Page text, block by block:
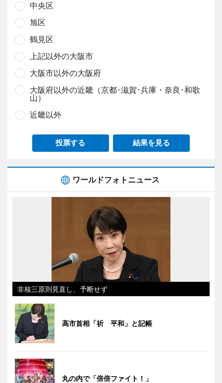
中央区
旭区
鶴見区
上記以外の大阪市
大阪市以外の大阪府
大阪府以外の近畿（京都･滋賀･兵庫・奈良･和歌
山）
近畿以外
投票する 結果を見る
ワールドフォトニュース
非核三原則見直し、予断せず
高市首相「祈 平和」と記帳
丸の内で「倍倍ファイト！」